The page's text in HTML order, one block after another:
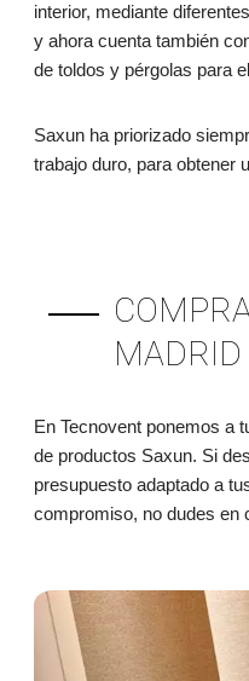
interior, mediante
y ahora cuenta también
de toldos y pérgolas para
Saxun ha priorizado
trabajo duro, para obtener
MADRID
En Tecnovent ponemos a
de productos Saxun. Si
presupuesto adaptado a
compromiso, no dudes en